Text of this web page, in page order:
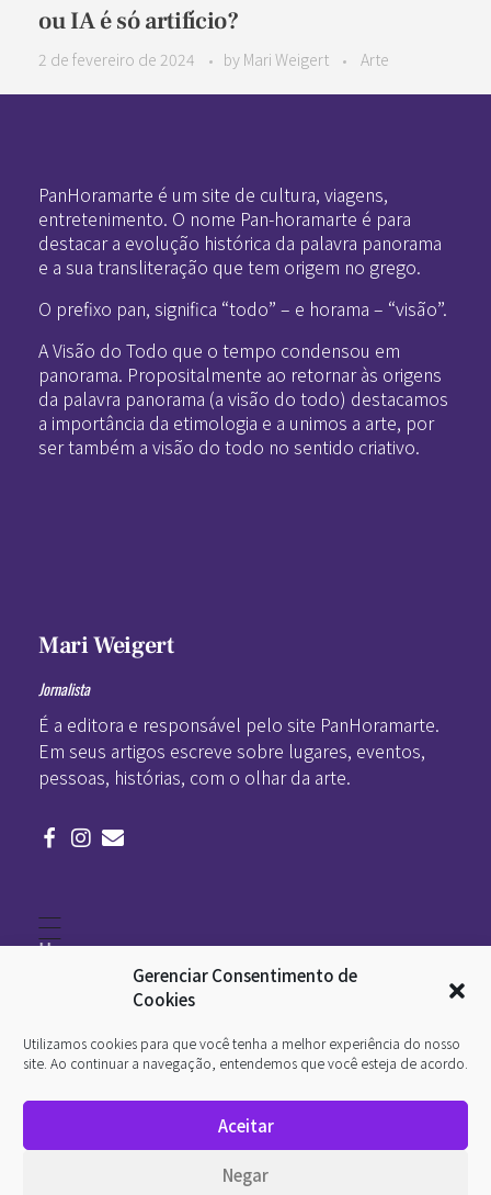
Gerenciar Consentimento de
Cookies
Utilizamos cookies para que você tenha a melhor experiência do nosso
site. Ao continuar a navegação, entendemos que você esteja de acordo.
Aceitar
Negar
ou IA é só artifício?
2 de fevereiro de 2024 by Mari Weigert Arte
PanHoramarte é um site de cultura, viagens,
entretenimento. O nome Pan-horamarte é para
destacar a evolução histórica da palavra panorama
e a sua transliteração que tem origem no grego.
O prefixo pan, significa “todo” – e horama – “visão”.
A Visão do Todo que o tempo condensou em
panorama. Propositalmente ao retornar às origens
da palavra panorama (a visão do todo) destacamos
a importância da etimologia e a unimos a arte, por
ser também a visão do todo no sentido criativo.
Mari Weigert
Jornalista
É a editora e responsável pelo site PanHoramarte.
Em seus artigos escreve sobre lugares, eventos,
pessoas, histórias, com o olhar da arte.
Home
Arte
O que é arte
InternetArt
Quem somos
viajamos nessa poética. Todos os direitos reservados